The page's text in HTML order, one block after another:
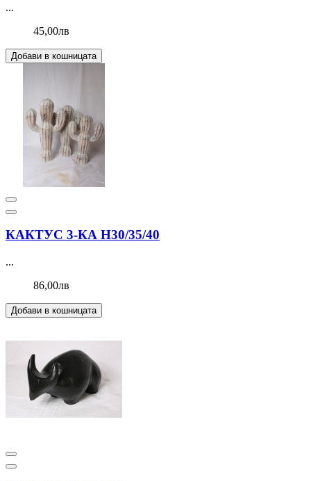
...
45,00лв
Добави в кошницата
КАКТУС 3-КА Н30/35/40
...
86,00лв
Добави в кошницата